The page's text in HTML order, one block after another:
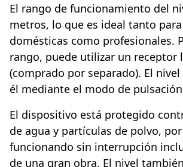
El rango de funcionamiento del
metros, lo que es ideal tanto
domésticas como profesionales.
rango, puede utilizar un receptor
(comprado por separado). El
él mediante el modo de
El dispositivo está protegido
de agua y partículas de polvo,
funcionando sin interrupción
de una gran obra. El nivel